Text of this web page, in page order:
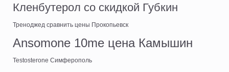
Кленбутерол со скидкой Губкин
Треноджед сравнить цены Прокопьевск
Ansomone 10me цена Камышин
Testosterone Симферополь